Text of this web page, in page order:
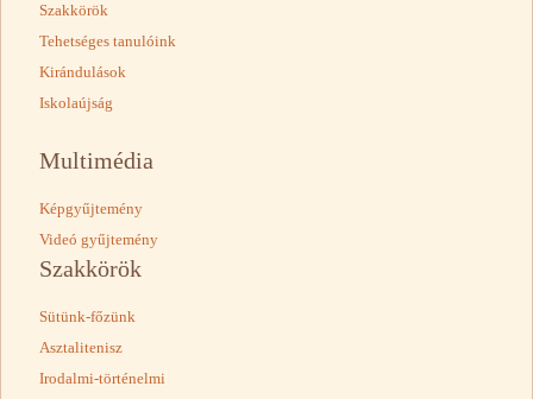
Szakkörök
Tehetséges tanulóink
Kirándulások
Iskolaújság
Multimédia
Képgyűjtemény
Videó gyűjtemény
Szakkörök
Sütünk-főzünk
Asztalitenisz
Irodalmi-történelmi